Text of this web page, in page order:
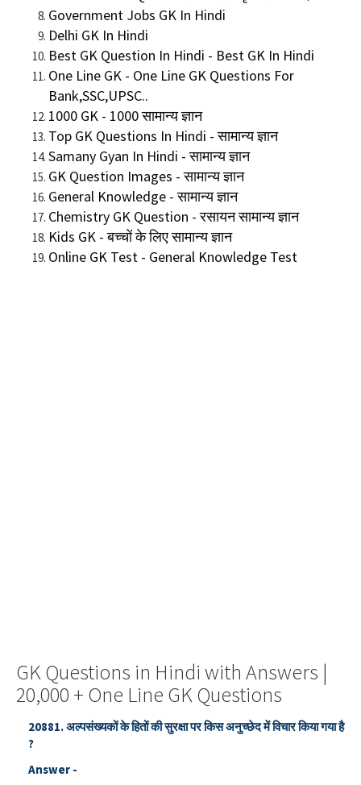
Government Jobs GK In Hindi
Delhi GK In Hindi
Best GK Question In Hindi - Best GK In Hindi
One Line GK - One Line GK Questions For
Bank,SSC,UPSC..
1000 GK - 1000 सामान्य ज्ञान
Top GK Questions In Hindi - सामान्य ज्ञान
Samany Gyan In Hindi - सामान्य ज्ञान
GK Question Images - सामान्य ज्ञान
General Knowledge - सामान्य ज्ञान
Chemistry GK Question - रसायन सामान्य ज्ञान
Kids GK - बच्चों के लिए सामान्य ज्ञान
Online GK Test - General Knowledge Test
GK Questions in Hindi with Answers |
20,000 + One Line GK Questions
20881. अल्पसंख्यकों के हितों की सुरक्षा पर किस अनुच्छेद में विचार किया गया है
?
Answer -